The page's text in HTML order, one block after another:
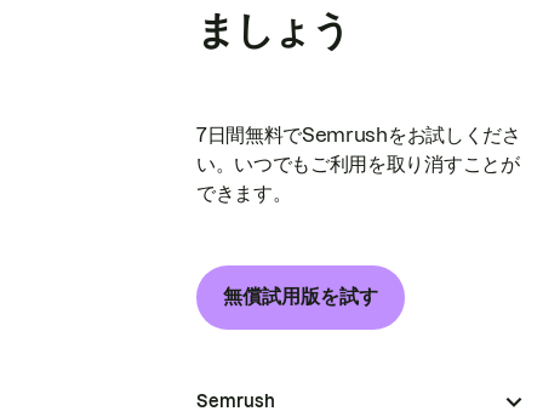
ましょう
7日間無料でSemrushをお試しくださ
い。いつでもご利用を取り消すことが
できます。
無償試用版を試す
Semrush